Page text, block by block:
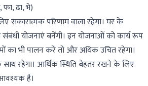
ढा, भे)
परिणाम वाला रहेगा। घर के
योजनाएं बनेंगी। इन योजनाओं को कार्य रूप
का भी पालन करें तो और अधिक उचित रहेगा।
रहेगा। आर्थिक स्थिति बेहतर रखने के लिए
है।